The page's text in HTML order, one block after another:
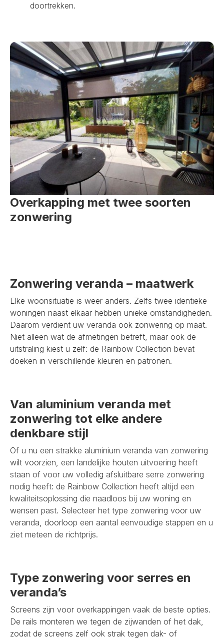
doortrekken.
Overkapping met twee soorten
zonwering
Zonwering veranda – maatwerk
Elke woonsituatie is weer anders. Zelfs twee identieke
woningen naast elkaar hebben unieke omstandigheden.
Daarom verdient uw veranda ook zonwering op maat.
Niet alleen wat de afmetingen betreft, maar ook de
uitstraling kiest u zelf: de Rainbow Collection bevat
doeken in verschillende kleuren en patronen.
Van aluminium veranda met
zonwering tot elke andere
denkbare stijl
Of u nu een strakke aluminium veranda van zonwering
wilt voorzien, een landelijke houten uitvoering heeft
staan of voor uw volledig afsluitbare serre zonwering
nodig heeft: de Rainbow Collection heeft altijd een
kwaliteitsoplossing die naadloos bij uw woning en
wensen past. Selecteer het type zonwering voor uw
veranda, doorloop een aantal eenvoudige stappen en u
ziet meteen de richtprijs.
Type zonwering voor serres en
veranda’s
Screens zijn voor overkappingen vaak de beste opties.
De rails monteren we tegen de zijwanden of het dak,
zodat de screens zelf ook strak tegen dak- of